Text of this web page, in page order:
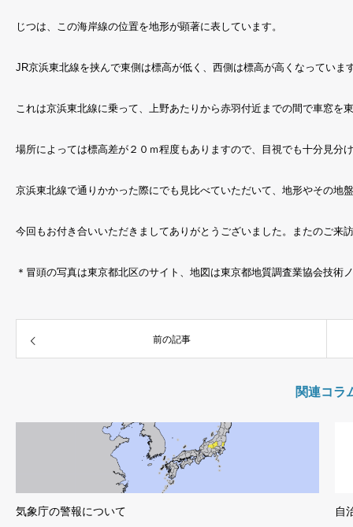
じつは、この海岸線の位置を地形が顕著に表しています。
JR京浜東北線を挟んで東側は標高が低く、西側は標高が高くなっていま
これは京浜東北線に乗って、上野あたりから赤羽付近までの間で車窓を
場所によっては標高差が２０ｍ程度もありますので、目視でも十分見分
京浜東北線で通りかかった際にでも見比べていただいて、地形やその地
今回もお付き合いいただきましてありがとうございました。またのご来
＊冒頭の写真は東京都北区のサイト、地図は東京都地質調査業協会技術
前の記事
関連コラ
気象庁の警報について 自